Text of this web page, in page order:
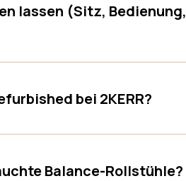
lassen (Sitz, Bedienung,
bei 2KERR?
Balance-Rollstühle?